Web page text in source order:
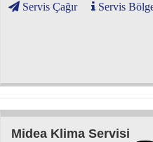
Servis Çağır Servis
Midea Klima Servisi